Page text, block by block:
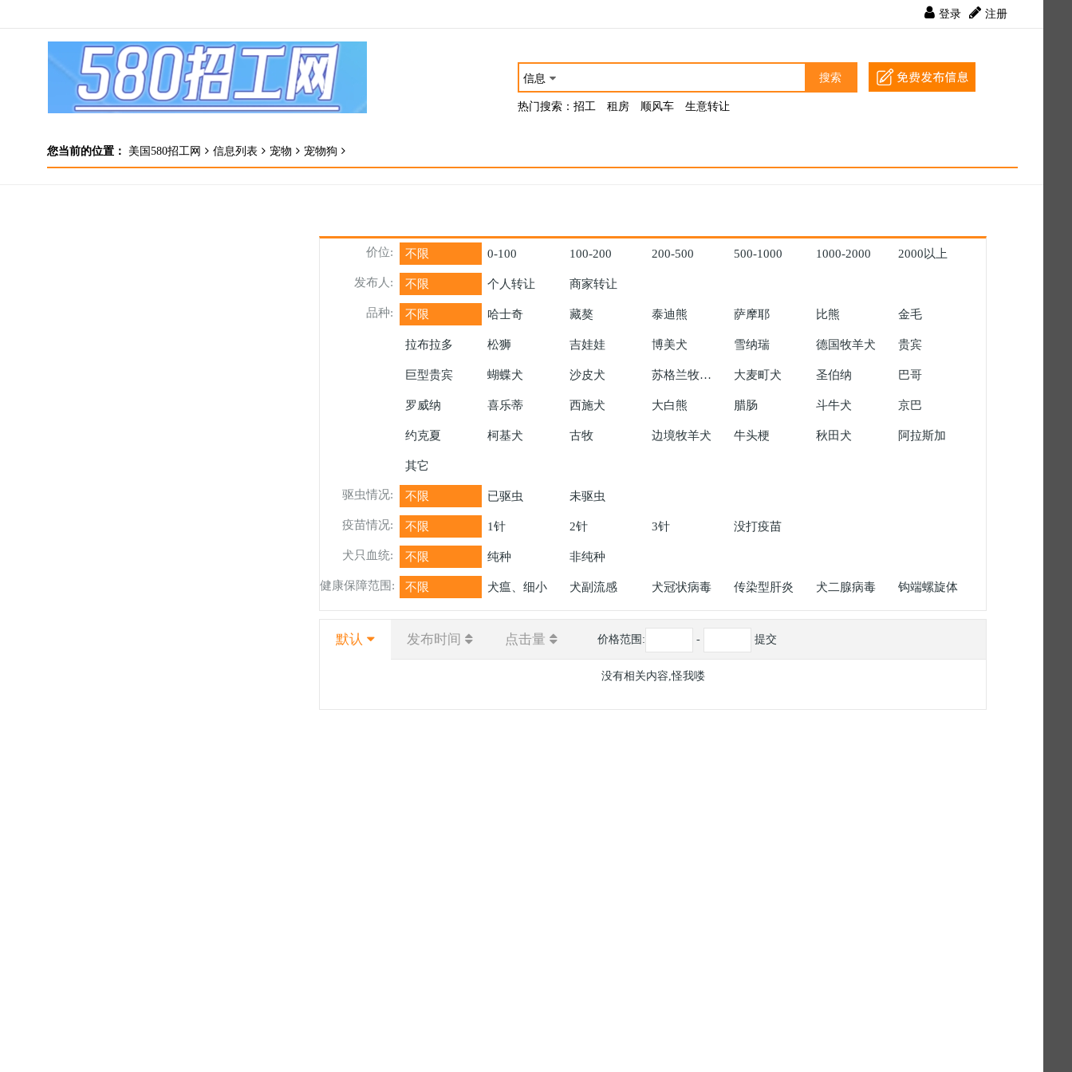
登录 注册
信息 搜索
热门搜索： 招工 租房 顺风车 生意转让
您当前的位置： 美国580招工网 信息列表 宠物 宠物狗
价位: 不限 0-100 100-200 200-500 500-1000 1000-2000 2000以上
发布人: 不限 个人转让 商家转让
品种: 不限 哈士奇 藏獒 泰迪熊 萨摩耶 比熊 金毛
拉布拉多 松狮 吉娃娃 博美犬 雪纳瑞 德国牧羊犬 贵宾
巨型贵宾 蝴蝶犬 沙皮犬 苏格兰牧羊犬 大麦町犬 圣伯纳 巴哥
罗威纳 喜乐蒂 西施犬 大白熊 腊肠 斗牛犬 京巴
约克夏 柯基犬 古牧 边境牧羊犬 牛头梗 秋田犬 阿拉斯加
其它
驱虫情况: 不限 已驱虫 未驱虫
疫苗情况: 不限 1针 2针 3针 没打疫苗
犬只血统: 不限 纯种 非纯种
健康保障范围: 不限 犬瘟、细小 犬副流感 犬冠状病毒 传染型肝炎 犬二腺病毒 钩端螺旋体
默认 发布时间 点击量 价格范围: - 提交
没有相关内容,怪我喽